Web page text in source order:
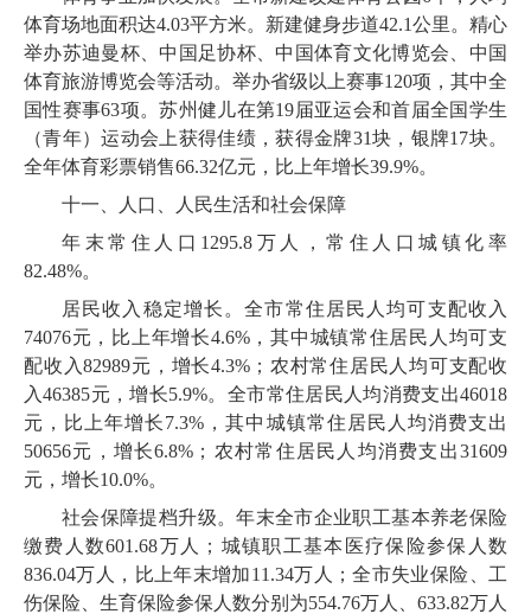
体育场地面积达4.03平方米。新建健身步道42.1公里。精心
举办苏迪曼杯、中国足协杯、中国体育文化博览会、中国
体育旅游博览会等活动。举办省级以上赛事120项，其中全
国性赛事63项。苏州健儿在第19届亚运会和首届全国学生
（青年）运动会上获得佳绩，获得金牌31块，银牌17块。
全年体育彩票销售66.32亿元，比上年增长39.9%。
十一、人口、人民生活和社会保障
年末常住人口 1295.8 万人，常住人口城镇化率
82.48%。
居民收入稳定增长。全市常住居民人均可支配收入
74076元，比上年增长4.6%，其中城镇常住居民人均可支
配收入82989元，增长4.3%；农村常住居民人均可支配收
入46385元，增长5.9%。全市常住居民人均消费支出46018
元，比上年增长7.3%，其中城镇常住居民人均消费支出
50656元，增长6.8%；农村常住居民人均消费支出31609
元，增长10.0%。
社会保障提档升级。年末全市企业职工基本养老保险
缴费人数601 .68万人；城镇职工基本医疗保险参保人数
836.04万人，比上年末增加11 .34万人；全市失业保险、工
伤保险、生育保险参保人数分别为554.76万人、 633.82万人